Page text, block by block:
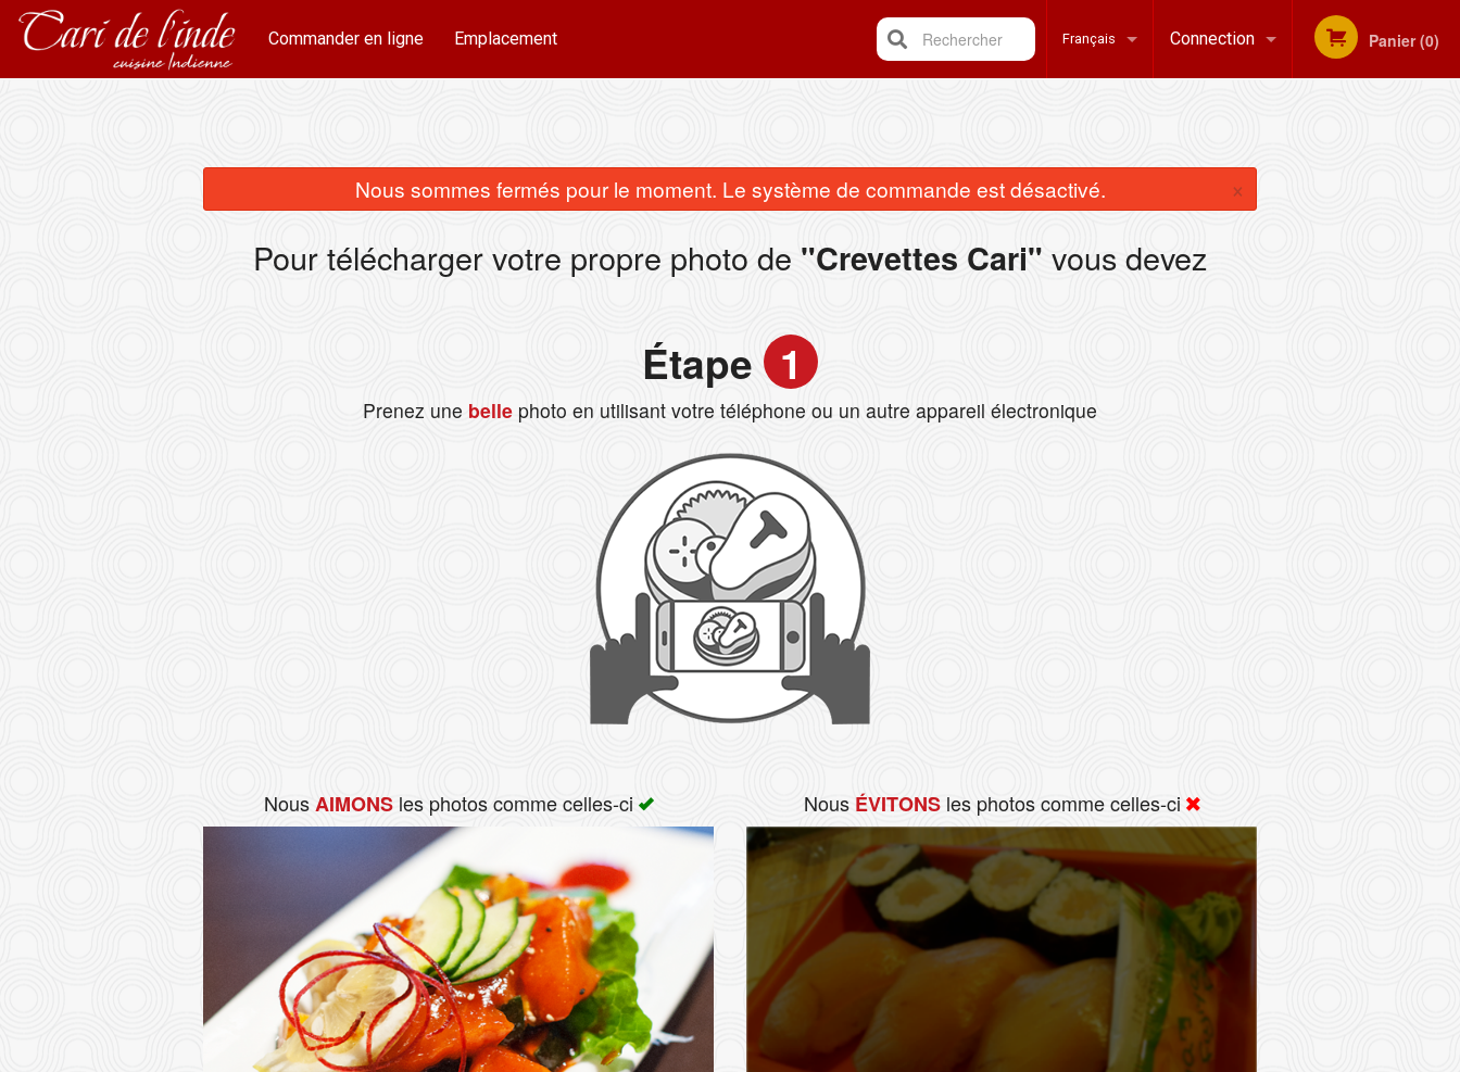
Commander en ligne Emplacement Français
English
Connection Panier (0)
Rechercher
Nous sommes fermés pour le moment. Le système de commande est désactivé. ×
Pour télécharger votre propre photo de "Crevettes Cari" vous devez
Étape 1
Prenez une belle photo en utilisant votre téléphone ou un autre appareil électronique
NousAIMONSles photos comme celles-ci Nous ÉVITONSles photos comme celles-ci